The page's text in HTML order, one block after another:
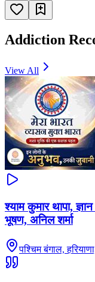
Addiction
View All
श्याम कुमार थापा,
भूषण, अनिल शर्मा
पश्चिम बंगाल,